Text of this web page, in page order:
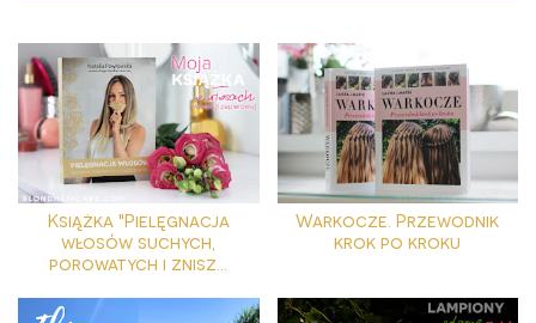
Książka "Pielęgnacja
włosów suchych,
porowatych i znisz...
Warkocze. Przewodnik
krok po kroku